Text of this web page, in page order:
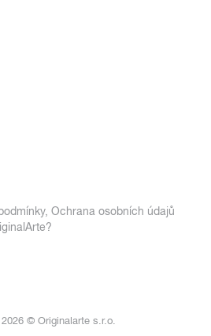
Ochrana osobních údajů
© Originalarte s.r.o.